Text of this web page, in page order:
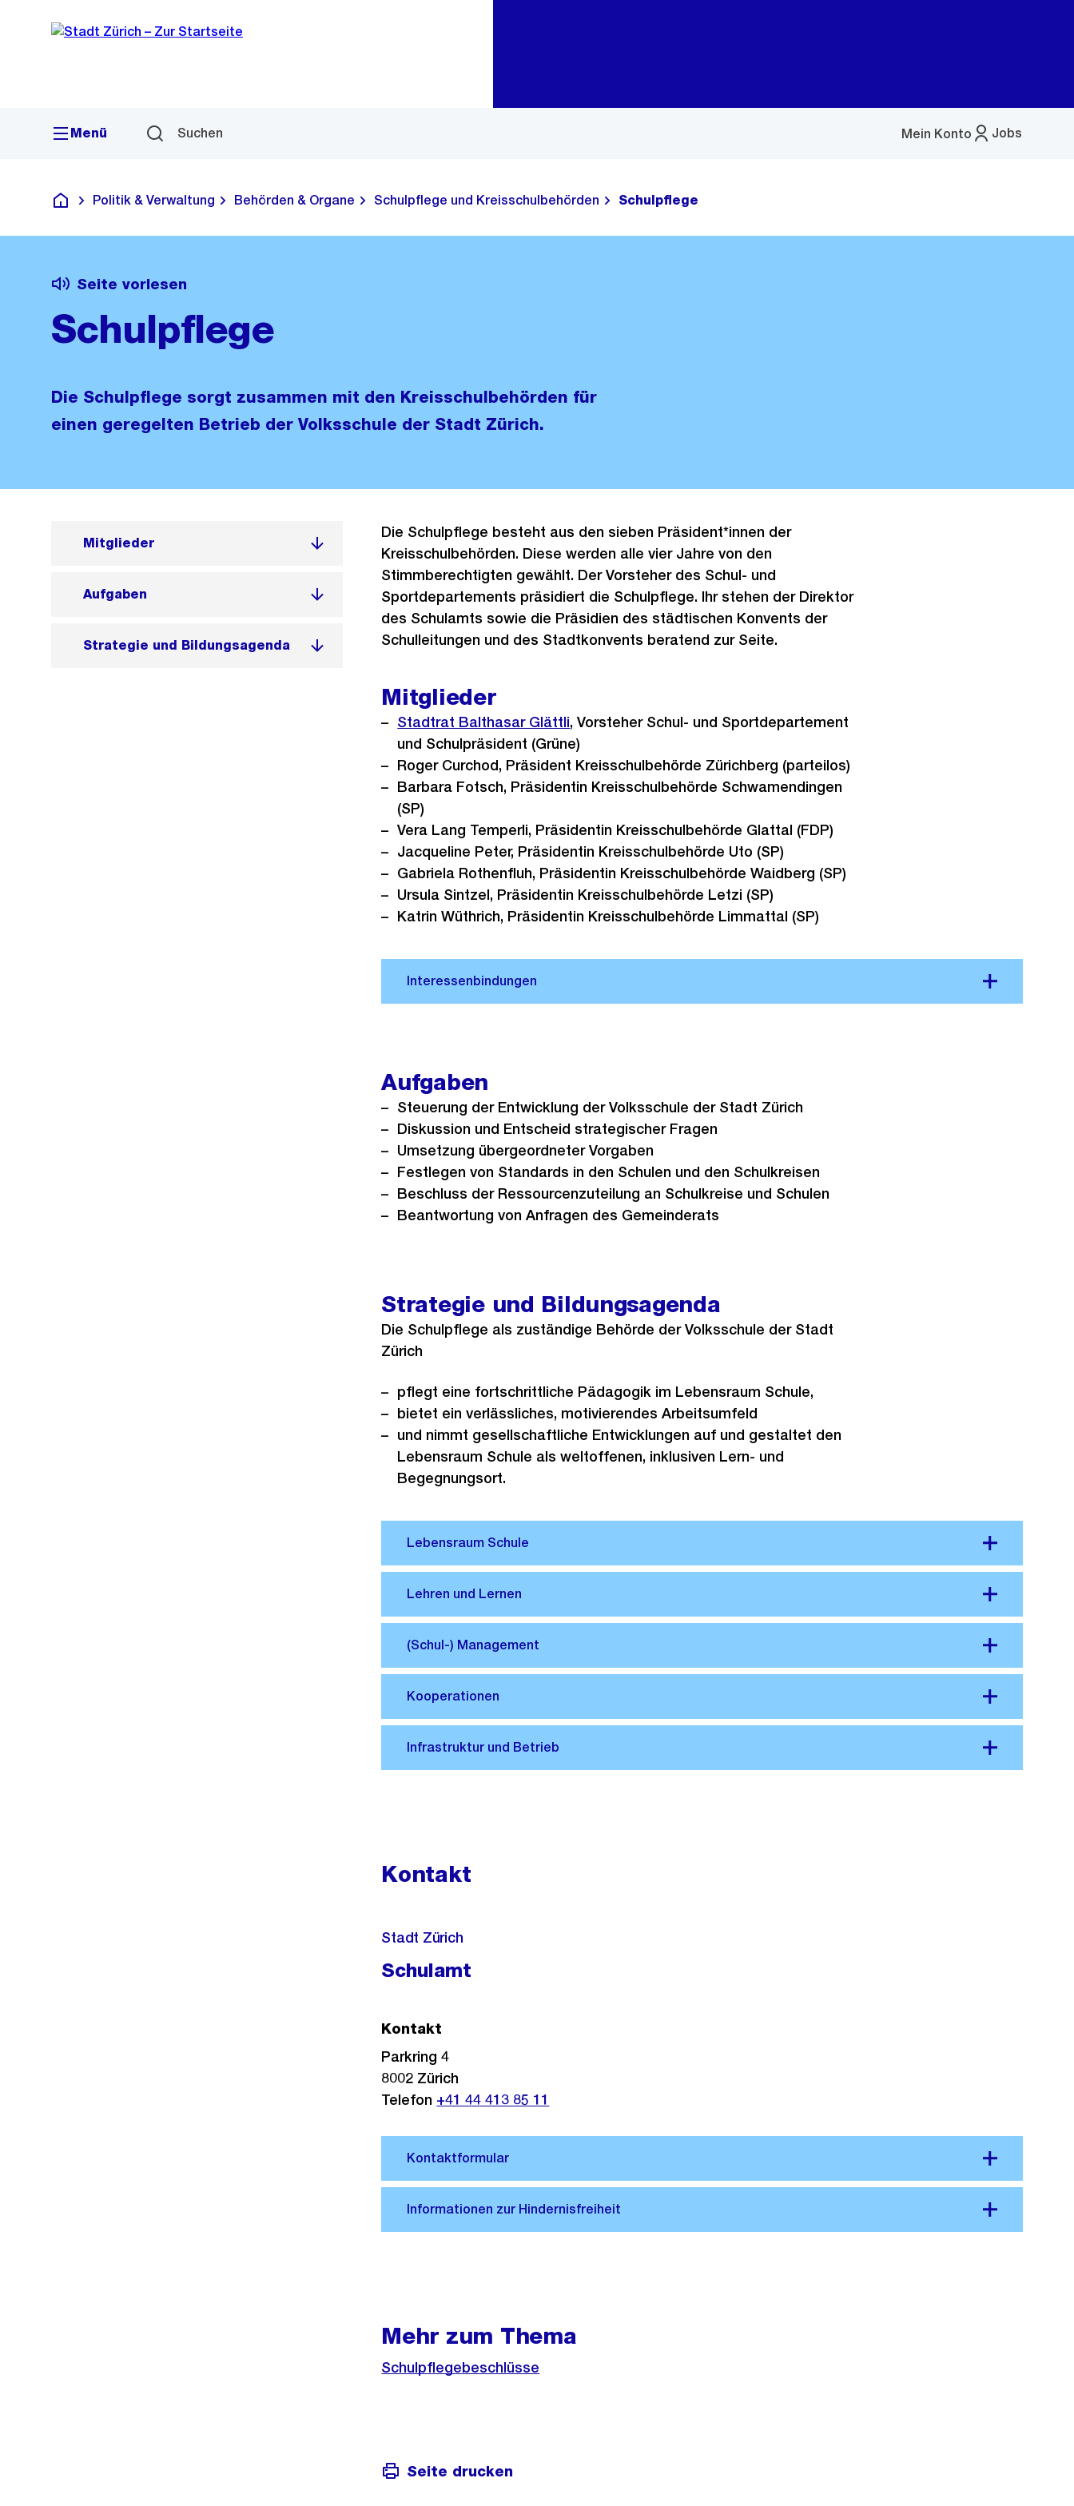
Navigation
Sprunglink
Menü Suchen Jobs
Mein Konto
Menü
Deutsch
Politik & Verwaltung Behörden & Organe Schulpflege und Kreisschulbehörden Schulpflege
Seite vorlesen
Schulpflege
Die Schulpflege sorgt zusammen mit den Kreisschulbehörden für
einen geregelten Betrieb der Volksschule der Stadt Zürich.
Mitglieder
Aufgaben
Strategie und Bildungsagenda
Die Schulpflege besteht aus den sieben Präsident*innen der
Kreisschulbehörden. Diese werden alle vier Jahre von den
Stimmberechtigten gewählt. Der Vorsteher des Schul- und
Sportdepartements präsidiert die Schulpflege. Ihr stehen der Direktor
des Schulamts sowie die Präsidien des städtischen Konvents der
Schulleitungen und des Stadtkonvents beratend zur Seite.
Mitglieder
Stadtrat Balthasar Glättli, Vorsteher Schul- und Sportdepartement
und Schulpräsident (Grüne)
Roger Curchod, Präsident Kreisschulbehörde Zürichberg (parteilos)
Barbara Fotsch, Präsidentin Kreisschulbehörde Schwamendingen
(SP)
Vera Lang Temperli, Präsidentin Kreisschulbehörde Glattal (FDP)
Jacqueline Peter, Präsidentin Kreisschulbehörde Uto (SP)
Gabriela Rothenfluh, Präsidentin Kreisschulbehörde Waidberg (SP)
Ursula Sintzel, Präsidentin Kreisschulbehörde Letzi (SP)
Katrin Wüthrich, Präsidentin Kreisschulbehörde Limmattal (SP)
Aufgaben
Steuerung der Entwicklung der Volksschule der Stadt Zürich
Diskussion und Entscheid strategischer Fragen
Umsetzung übergeordneter Vorgaben
Festlegen von Standards in den Schulen und den Schulkreisen
Beschluss der Ressourcenzuteilung an Schulkreise und Schulen
Beantwortung von Anfragen des Gemeinderats
Strategie und Bildungsagenda
Die Schulpflege als zuständige Behörde der Volksschule der Stadt
Zürich
pflegt eine fortschrittliche Pädagogik im Lebensraum Schule​,
bietet ein verlässliches, motivierendes Arbeitsumfeld​
und nimmt gesellschaftliche Entwicklungen auf und gestaltet den
Lebensraum Schule als weltoffenen, inklusiven Lern- und
Begegnungsort​.
Kontakt
Stadt Zürich
Schulamt
Kontakt
Parkring 4
8002 Zürich
Telefon +41 44 413 85 11
Mehr zum Thema
Schulpflegebeschlüsse
Seite drucken